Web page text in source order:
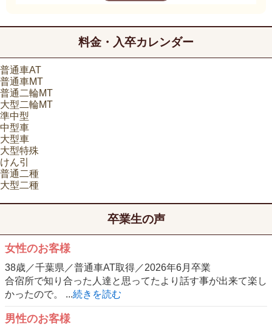
料金・入卒カレンダー
普通車AT
普通車MT
普通二輪MT
大型二輪MT
準中型
中型車
大型車
大型特殊
けん引
普通二種
大型二種
卒業生の声
女性のお客様
38歳／千葉県／普通車AT取得／2026年6月卒業
合宿所で知り合った人達と思ってたより話す事が出来て楽し
かったので。 ...続きを読む
男性のお客様